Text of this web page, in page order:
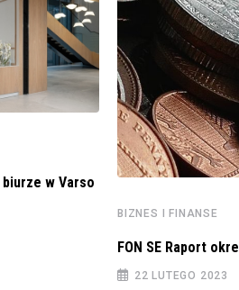
w Varso
BIZNES I FINANSE
FON SE Raport
22 LUTEGO 2023